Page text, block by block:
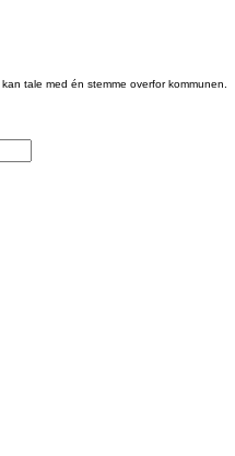
tale med én stemme overfor kommunen.